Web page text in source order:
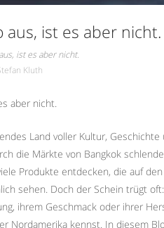
aus, ist es aber nicht.
ist es aber nicht.
Kluth
aber nicht.
Land voller Kultur,
die Märkte von Bangkok
Produkte entdecken, die auf
sehen. Doch der Schein trügt
ihrem Geschmack oder ihrer
Nordamerika kennst. In diesem